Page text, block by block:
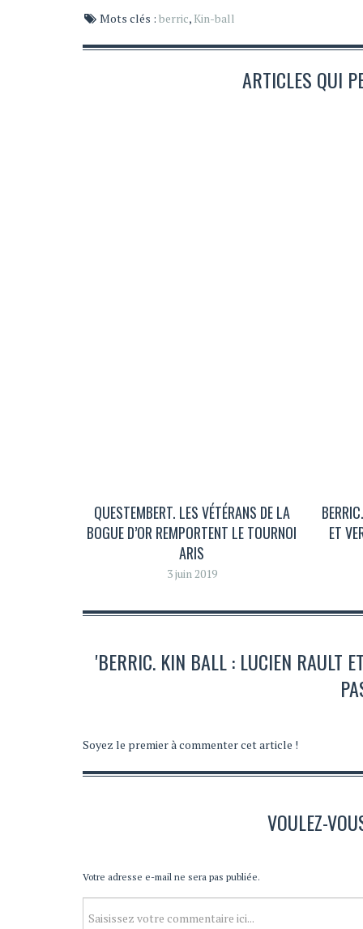
Mots clés : berric, Kin-ball
ARTICLES QUI
QUESTEMBERT. LES VÉTÉRANS DE LA
BOGUE D’OR REMPORTENT LE TOURNOI
ARIS
3 juin 2019
ET
'BERRIC. KIN BALL : LUCIEN RAULT
Soyez le premier à commenter cet article !
VOULEZ-
Votre adresse e-mail ne sera pas publiée.